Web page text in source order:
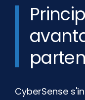
CyberSense